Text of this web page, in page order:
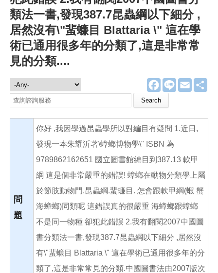
類法一書,發現387.7昆蟲綱以下細分 ,
居然沒有\"蜚蠊目 Blattaria \" 這在學
術已通用很多年的分類了,這是非常常
見的分類....
F
a
e
o
o
L
E
m
諮詢服務
Search this site
問
題
你好 ,我因學過昆蟲學所以對編目有疑問 1.近日,
發現一本朱耀沂著\蟑螂博物學\" ISBN 為
9789862162651 國立圖書館編目到387.13 軟甲
綱 這是個非常嚴重的錯誤! 蟑螂在動物分類學上屬
於節肢動物門.昆蟲綱.蜚蠊目. 怎會跟軟甲綱(蝦 蟹
海蟑螂)同類呢 這錯誤真的很嚴重 海蟑螂跟蟑螂
不是同一物種 卻犯此錯誤 2.我有翻閱2007中國圖
書分類法一書,發現387.7昆蟲綱以下細分 ,居然沒
有\"蜚蠊目 Blattaria \" 這在學術已通用很多年的分
類了,這是非常常見的分類.中國圖書法由2007版次